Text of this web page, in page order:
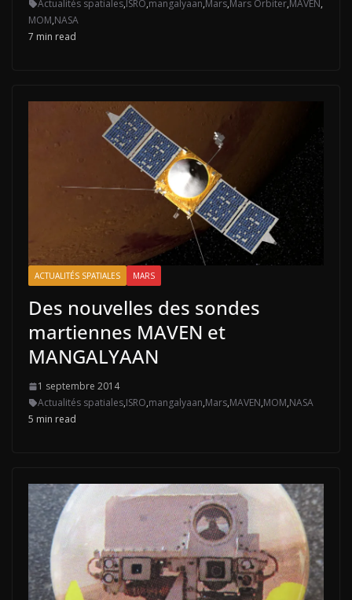
Actualités spatiales,ISRO,mangalyaan,Mars,Mars Orbiter,MAVEN,
MOM,NASA
7 min read
ACTUALITÉS SPATIALES MARS
Des nouvelles des sondes
martiennes MAVEN et
MANGALYAAN
1 septembre 2014
Actualités spatiales,ISRO,mangalyaan,Mars,MAVEN,MOM,NASA
5 min read